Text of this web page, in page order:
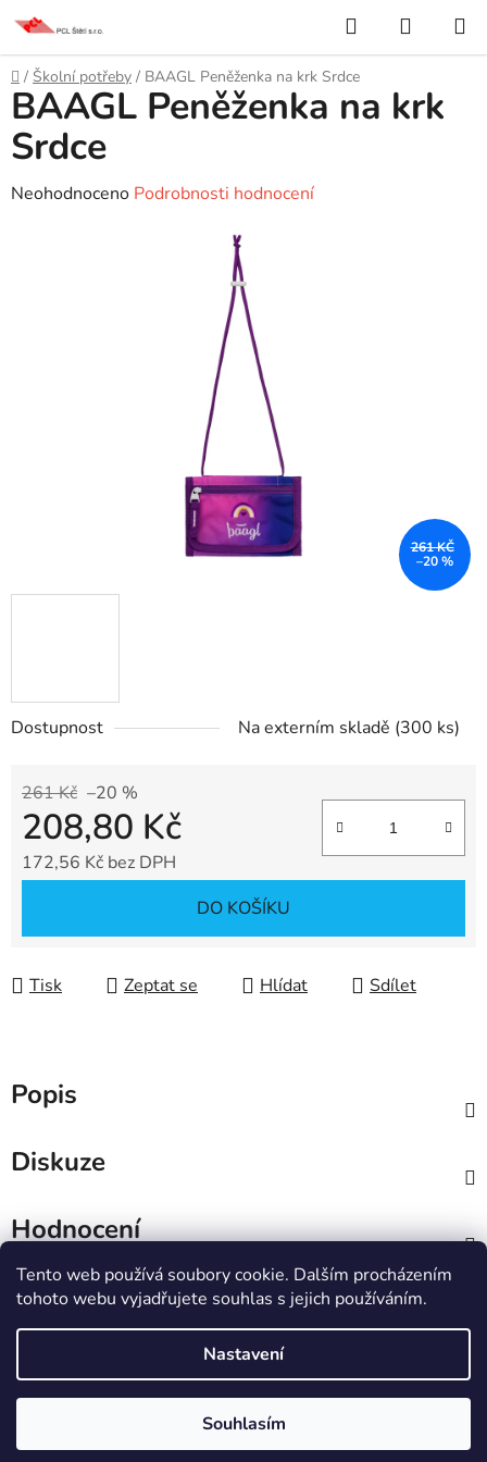
Tento web používá soubory cookie. Dalším procházením
tohoto webu vyjadřujete souhlas s jejich používáním.
Nastavení
Souhlasím
Přejít
obsah
Hledat
KOŠÍK
Domů
/ Školní potřeby / BAAGL Peněženka na krk Srdce
Dostupnost Na externím skladě (300 ks)
261 Kč –20 %
208,80 Kč
172,56 Kč bez DPH
DO KOŠÍKU
Tisk Zeptat se Hlídat Sdílet
BAAGL Peněženka na krk
Srdce
Průměrné
Neohodnoceno Podrobnosti hodnocení
261 KČ
–20 %
Popis
Diskuze
Hodnocení
IT e-shop
Vytvořil Shoptet
PCL Štětí s.r.o.
vyhrazena.